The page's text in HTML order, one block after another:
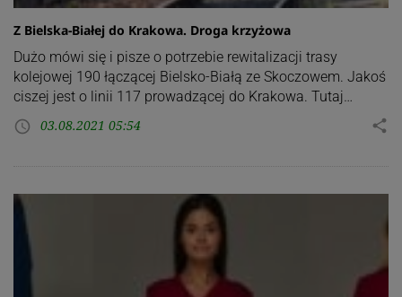
Z Bielska-Białej do Krakowa. Droga krzyżowa
Dużo mówi się i pisze o potrzebie rewitalizacji trasy
kolejowej 190 łączącej Bielsko-Białą ze Skoczowem. Jakoś
ciszej jest o linii 117 prowadzącej do Krakowa. Tutaj…
access_time 03.08.2021 05:54 share